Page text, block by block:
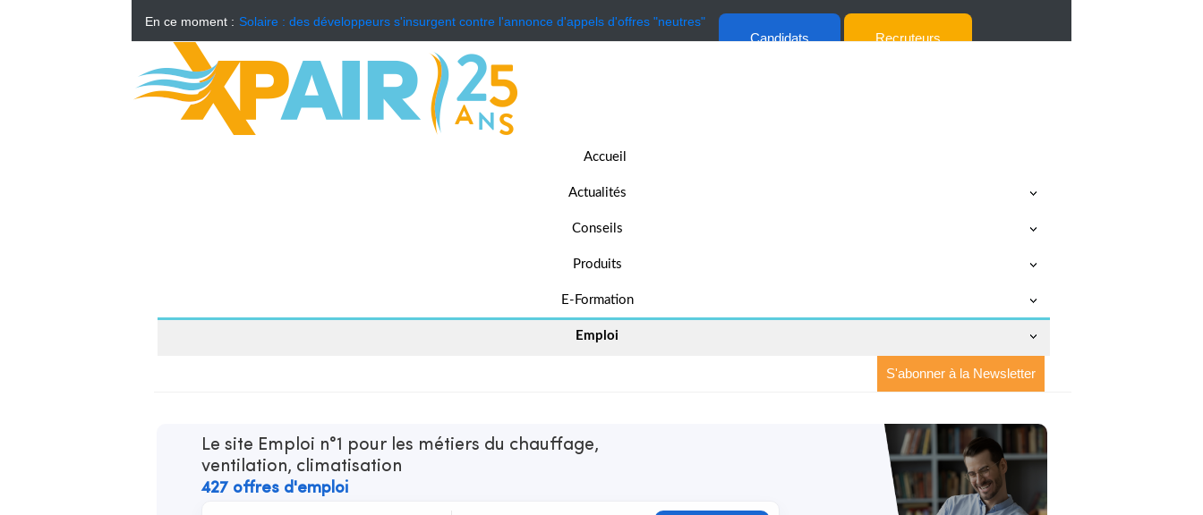
En ce moment : Solaire : des développeurs s'insurgent contre l'annonce d'appels d'offres "neutres"
Candidats Recruteurs
Accueil
Actualités
Conseils
Produits
E-Formation
Emploi
S'abonner à la Newsletter
Le site Emploi n°1 pour les métiers du chauffage,
ventilation, climatisation
427 offres d'emploi